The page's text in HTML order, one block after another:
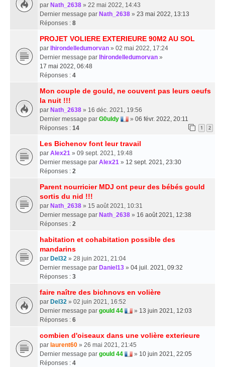
par Nath_2638 » 22 mai 2022, 14:43
Dernier message par Nath_2638 » 23 mai 2022, 13:13
Réponses : 8
PROJET VOLIERE EXTERIEURE 90M2 AU SOL
par lhirondelledumorvan » 02 mai 2022, 17:24
Dernier message par lhirondelledumorvan »
17 mai 2022, 06:48
Réponses : 4
Mon couple de gould, ne couvent pas leurs oeufs
la nuit !!!
par Nath_2638 » 16 déc. 2021, 19:56
Dernier message par G0uldy » 06 févr. 2022, 20:11
Réponses : 14 1 2
Les Bichenov font leur travail
par Alex21 » 09 sept. 2021, 19:48
Dernier message par Alex21 » 12 sept. 2021, 23:30
Réponses : 2
Parent nourricier MDJ ont peur des bébés gould
sortis du nid !!!
par Nath_2638 » 15 août 2021, 10:31
Dernier message par Nath_2638 » 16 août 2021, 12:38
Réponses : 2
habitation et cohabitation possible des
mandarins
par Del32 » 28 juin 2021, 21:04
Dernier message par Daniel13 » 04 juil. 2021, 09:32
Réponses : 3
faire naître des bichnovs en volière
par Del32 » 02 juin 2021, 16:52
Dernier message par gould 44 » 13 juin 2021, 12:03
Réponses : 6
combien d'oiseaux dans une volière exterieure
par laurent60 » 26 mai 2021, 21:45
Dernier message par gould 44 » 10 juin 2021, 22:05
Réponses : 4